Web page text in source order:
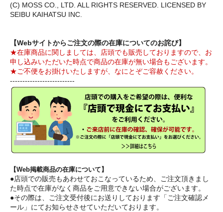
(C) MOSS CO., LTD. ALL RIGHTS RESERVED. LICENSED BY
SEIBU KAIHATSU INC.
【Webサイトからご注文の際の在庫についてのお詫び】
★在庫商品に関しましては、店頭でも販売しておりますので、お
申し込みいただいた時点で商品の在庫が無い場合もございます。
★ご不便をお掛けいたしますが、なにとぞご容赦ください。
--------------------------
【Web掲載商品の在庫について】
●店頭での販売もあわせておこなっているため、ご注文頂きまし
た時点で在庫がなく商品をご用意できない場合がございます。
●その際は、ご注文受付後にお送りしております「ご注文確認メ
ール」にてお知らせさせていただいております。